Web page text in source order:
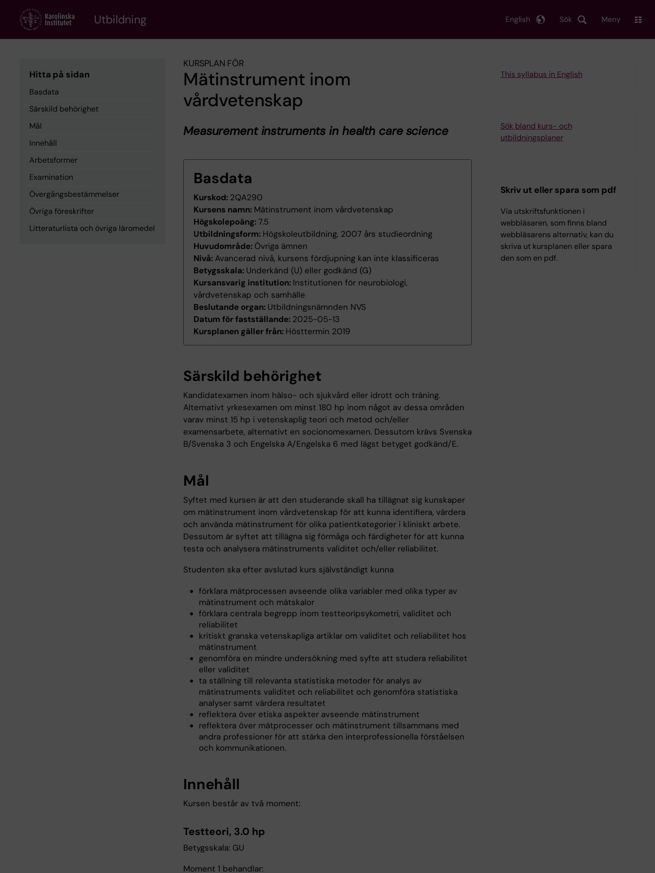
content
Utbildning Sök
English Meny
Hitta på sidan
Basdata
Särskild behörighet
Mål
Innehåll
Arbetsformer
Examination
Övergångsbestämmelser
Övriga föreskrifter
Litteraturlista och övriga läromedel
KURSPLAN FÖR
Mätinstrument inom
vårdvetenskap
Measurement instruments in health care science
Basdata
Kurskod: 2QA290
Kursens namn: Mätinstrument inom vårdvetenskap
Högskolepoäng:7.5
Utbildningsform: Högskoleutbildning, 2007 års studieordning
Huvudområde: Övriga ämnen
Nivå: Avancerad nivå, kursens fördjupning kan inte klassificeras
Betygsskala: Underkänd (U) eller godkänd (G)
Kursansvarig institution: Institutionen för neurobiologi,
vårdvetenskap och samhälle
Beslutande organ: Utbildningsnämnden NVS
Datum för fastställande: 2025-05-13
Kursplanen gäller från: Hösttermin 2019
Särskild behörighet
Kandidatexamen inom hälso- och sjukvård eller idrott och träning.
Alternativt yrkesexamen om minst 180 hp inom något av dessa områden
varav minst 15 hp i vetenskaplig teori och metod och/eller
examensarbete, alternativt en socionomexamen. Dessutom krävs Svenska
B/Svenska 3 och Engelska A/Engelska 6 med lägst betyget godkänd/E.
Mål
Syftet med kursen är att den studerande skall ha tillägnat sig kunskaper
om mätinstrument inom vårdvetenskap för att kunna identifiera, värdera
och använda mätinstrument för olika patientkategorier i kliniskt arbete.
Dessutom är syftet att tillägna sig förmåga och färdigheter för att kunna
testa och analysera mätinstruments validitet och/eller reliabilitet.
Studenten ska efter avslutad kurs självständigt kunna
förklara mätprocessen avseende olika variabler med olika typer av
mätinstrument och mätskalor
förklara centrala begrepp inom testteoripsykometri, validitet och
reliabilitet
kritiskt granska vetenskapliga artiklar om validitet och reliabilitet hos
mätinstrument
genomföra en mindre undersökning med syfte att studera reliabilitet
eller validitet
ta ställning till relevanta statistiska metoder för analys av
mätinstruments validitet och reliabilitet och genomföra statistiska
analyser samt värdera resultatet
reflektera över etiska aspekter avseende mätinstrument
reflektera över mätprocesser och mätinstrument tillsammans med
andra professioner för att stärka den interprofessionella förståelsen
och kommunikationen.
Innehåll
Kursen består av två moment:
Testteori, 3.0 hp
Betygsskala: GU
Moment 1 behandlar:
This syllabus in English
Sök bland kurs- och
utbildningsplaner
Skriv ut eller spara som pdf
Via utskriftsfunktionen i
webbläsaren, som finns bland
webbläsarens alternativ, kan du
skriva ut kursplanen eller spara
den som en pdf.